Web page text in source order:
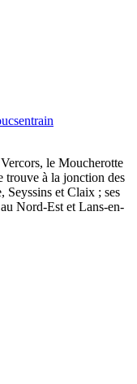
le Moucherotte
trouve à la jonction des
Seyssins et Claix ; ses
au Nord-Est et Lans-en-